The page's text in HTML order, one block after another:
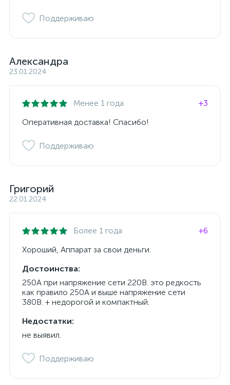
Поддерживаю
Александра
23.01.2024
Менее 1 года
+3
Оперативная доставка! Спасибо!
Поддерживаю
Григорий
22.01.2024
Более 1 года
+6
Хороший, Аппарат за свои деньги.
Достоинства:
250А при напряжение сети 220В. это редкость
как правило 250А и выше напряжение сети
380В. + недорогой и компактный.
Недостатки:
не выявил.
Поддерживаю